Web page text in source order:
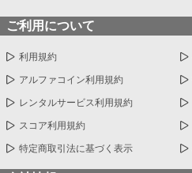
ご利用について
利用規約
アルファコイン利用規約
レンタルサービス利用規約
スコア利用規約
特定商取引法に基づく表示